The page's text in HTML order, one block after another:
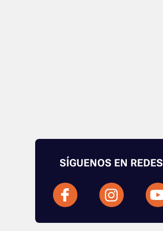
SÍGUENOS EN REDES